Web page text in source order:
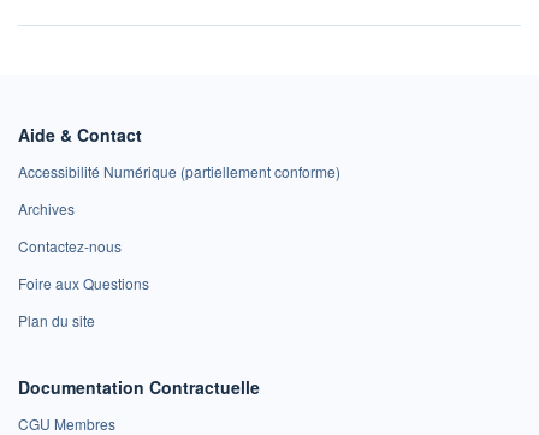
Aide & Contact
Accessibilité Numérique (partiellement conforme)
Archives
Contactez-nous
Foire aux Questions
Plan du site
Documentation Contractuelle
CGU Membres